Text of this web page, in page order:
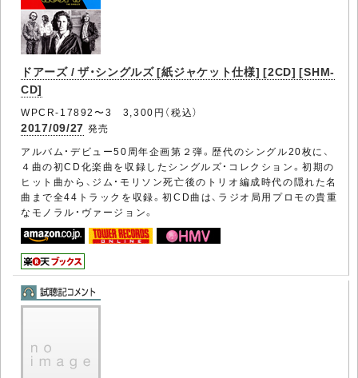
ドアーズ / ザ・シングルズ [紙ジャケット仕様] [2CD] [SHM-
CD]
WPCR-17892〜3 3,300円（税込）
2017/09/27 発売
アルバム・デビュー50周年企画第２弾。歴代のシングル20枚に、
４曲の初CD化楽曲を収録したシングルズ・コレクション。初期の
ヒット曲から、ジム・モリソン死亡後のトリオ編成時代の隠れた名
曲まで全44トラックを収録。初CD曲は、ラジオ局用プロモの貴重
なモノラル・ヴァージョン。